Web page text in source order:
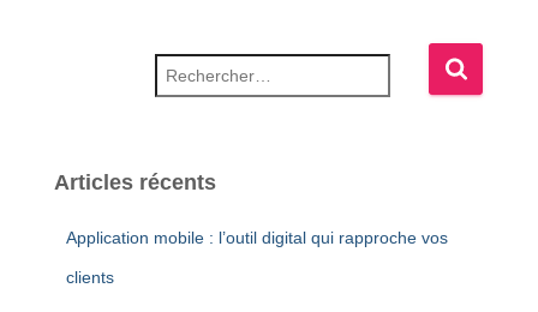
Articles récents
Application mobile : l’outil digital qui rapproche vos
clients